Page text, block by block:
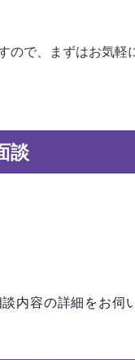
ので、まずはお気軽
談
内容の詳細をお伺